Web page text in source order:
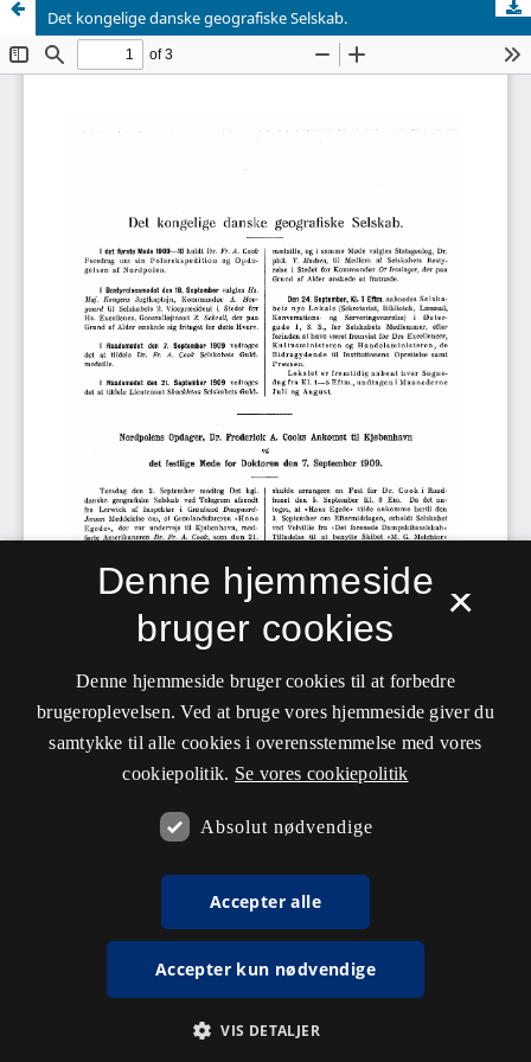
Det kongelige danske geografiske Selskab.
×
Denne hjemmeside
bruger cookies
Denne hjemmeside bruger cookies til at forbedre
brugeroplevelsen. Ved at bruge vores hjemmeside giver du
samtykke til alle cookies i overensstemmelse med vores
cookiepolitik. Se vores cookiepolitik
Absolut nødvendige
Accepter alle
Accepter kun nødvendige
VIS DETALJER